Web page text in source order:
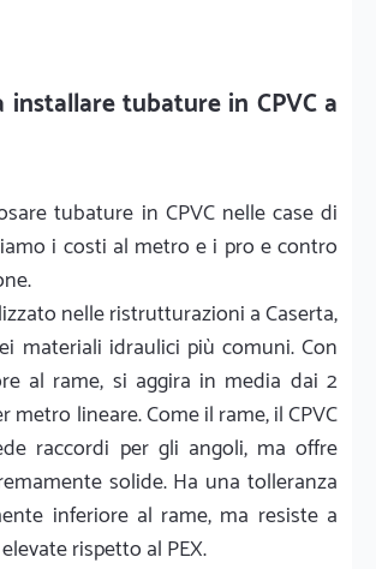
tubature in CPVC a
tubature in CPVC nelle case di
i costi al metro e i pro e contro
nelle ristrutturazioni a Caserta,
materiali idraulici più comuni. Con
al rame, si aggira in media dai 2
metro lineare. Come il rame, il CPVC
raccordi per gli angoli, ma offre
solide. Ha una tolleranza
inferiore al rame, ma resiste a
rispetto al PEX.